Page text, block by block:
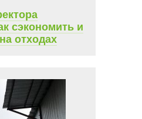
сэкономить и
отходах